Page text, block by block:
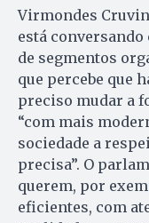
Virmondes
está
de segmentos
que percebe que
preciso mudar a
“com mais
sociedade a
precisa”. O
querem, por
eficientes, com